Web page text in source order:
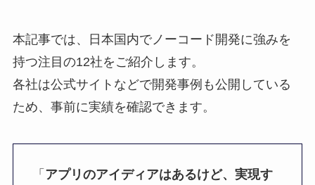
本記事では、日本国内でノーコード開発に強みを
持つ注目の12社をご紹介します。
各社は公式サイトなどで開発事例も公開している
ため、事前に実績を確認できます。
「 アプリのアイディアはあるけど、実現す